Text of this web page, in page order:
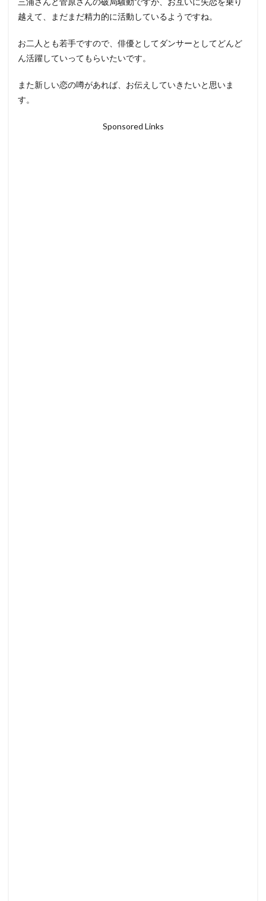
越えて、まだまだ精力的に活動しているようですね。
お二人とも若手ですので、俳優としてダンサーとしてどんど
ん活躍していってもらいたいです。
また新しい恋の噂があれば、お伝えしていきたいと思いま
す。
Sponsored Links